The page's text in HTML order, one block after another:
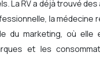
La RV a déjà trouvé
la médecine
du marketing, où
et les